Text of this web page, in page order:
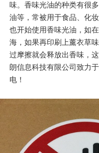
味。香味光油的种类有很
油等，常被用于食品、化
也开始使用香味光油，如
海，如果再印刷上薰衣草
过摩擦就会释放出香味，
朗信息科技有限公司致力
电！